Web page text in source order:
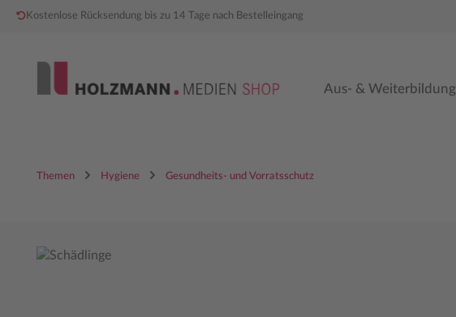
Kostenlose Rücksendung bis zu 14 Tage nach Bestelleingang
Aus- & Weiterbildung
Themen Hygiene Gesundheits- und Vorratsschutz
Bildergalerie überspringen